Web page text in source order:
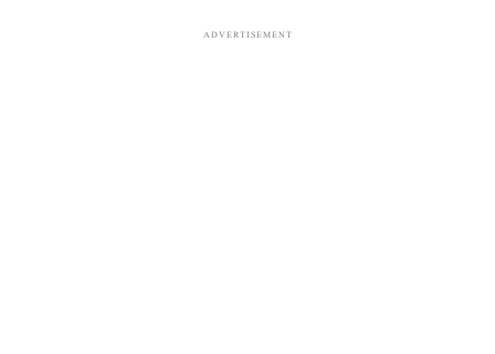
ADVERTISEMENT